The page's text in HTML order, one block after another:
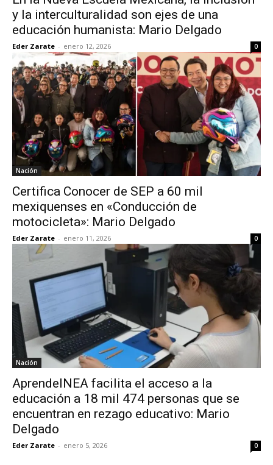
y la interculturalidad son ejes de una
educación humanista: Mario Delgado
Eder Zarate - enero 12, 2026 0
Nación
Certifica Conocer de SEP a 60 mil
mexiquenses en «Conducción de
motocicleta»: Mario Delgado
Eder Zarate - enero 11, 2026 0
Nación
AprendeINEA facilita el acceso a la
educación a 18 mil 474 personas que se
encuentran en rezago educativo: Mario
Delgado
Eder Zarate - enero 5, 2026 0